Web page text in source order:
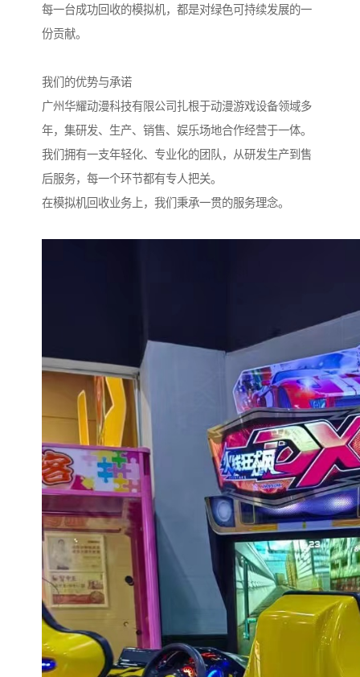
每一台成功回收的模拟机，都是对绿色可持续发展的一
份贡献。
我们的优势与承诺
广州华耀动漫科技有限公司扎根于动漫游戏设备领域多
年，集研发、生产、销售、娱乐场地合作经营于一体。
我们拥有一支年轻化、专业化的团队，从研发生产到售
后服务，每一个环节都有专人把关。
在模拟机回收业务上，我们秉承一贯的服务理念。